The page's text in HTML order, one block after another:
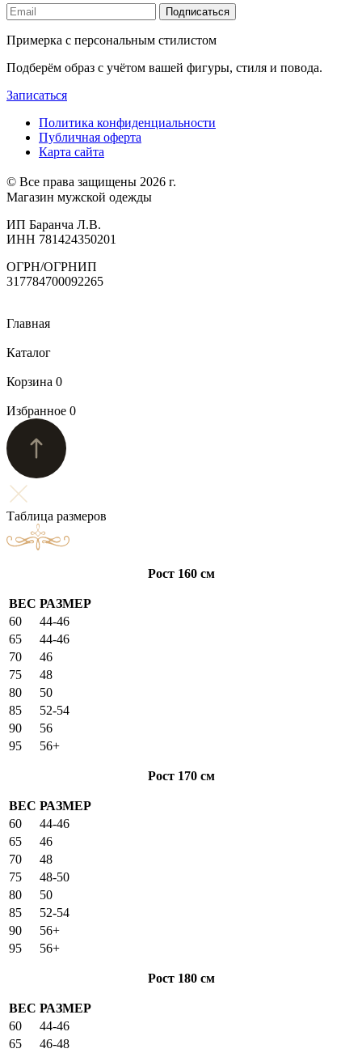
Подписаться
Примерка с персональным стилистом
Подберём образ с учётом вашей фигуры, стиля и повода.
Записаться
Политика конфиденциальности
Публичная оферта
Карта сайта
© Все права защищены 2026 г.
Магазин мужской одежды
ИП Баранча Л.В.
ИНН 781424350201
ОГРН/ОГРНИП
317784700092265
Главная
Каталог
Корзина 0
Избранное 0
Таблица размеров
Рост 160 см
ВЕС РАЗМЕР
60
44-46
65
44-46
70
46
75
48
80
50
85
52-54
90
56
95
56+
Рост 170 см
ВЕС РАЗМЕР
60
44-46
65
46
70
48
75
48-50
80
50
85
52-54
90
56+
95
56+
Рост 180 см
ВЕС РАЗМЕР
60
44-46
65
46-48